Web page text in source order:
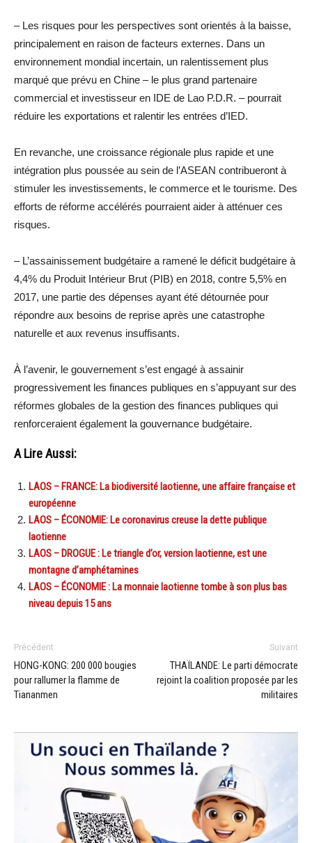
– Les risques pour les perspectives sont orientés à la baisse,
principalement en raison de facteurs externes. Dans un
environnement mondial incertain, un ralentissement plus
marqué que prévu en Chine – le plus grand partenaire
commercial et investisseur en IDE de Lao P.D.R. – pourrait
réduire les exportations et ralentir les entrées d’IED.
En revanche, une croissance régionale plus rapide et une
intégration plus poussée au sein de l’ASEAN contribueront à
stimuler les investissements, le commerce et le tourisme. Des
efforts de réforme accélérés pourraient aider à atténuer ces
risques.
– L’assainissement budgétaire a ramené le déficit budgétaire à
4,4% du Produit Intérieur Brut (PIB) en 2018, contre 5,5% en
2017, une partie des dépenses ayant été détournée pour
répondre aux besoins de reprise après une catastrophe
naturelle et aux revenus insuffisants.
À l’avenir, le gouvernement s’est engagé à assainir
progressivement les finances publiques en s’appuyant sur des
réformes globales de la gestion des finances publiques qui
renforceraient également la gouvernance budgétaire.
A Lire Aussi:
LAOS – FRANCE: La biodiversité laotienne, une affaire française et
européenne
LAOS – ÉCONOMIE: Le coronavirus creuse la dette publique
laotienne
LAOS – DROGUE : Le triangle d’or, version laotienne, est une
montagne d’amphétamines
LAOS – ÉCONOMIE : La monnaie laotienne tombe à son plus bas
niveau depuis 15 ans
Précédent
HONG-KONG: 200 000 bougies
pour rallumer la flamme de
Tiananmen
Suivant
THAÏLANDE: Le parti démocrate
rejoint la coalition proposée par les
militaires